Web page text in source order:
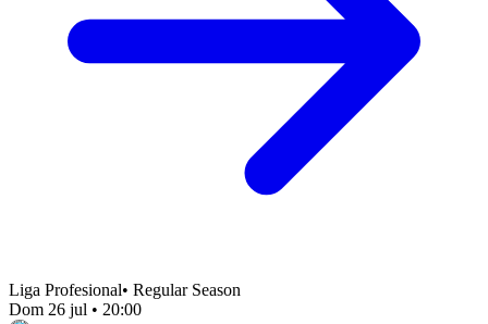
Liga Profesional• Regular Season
Dom 26 jul • 20:00